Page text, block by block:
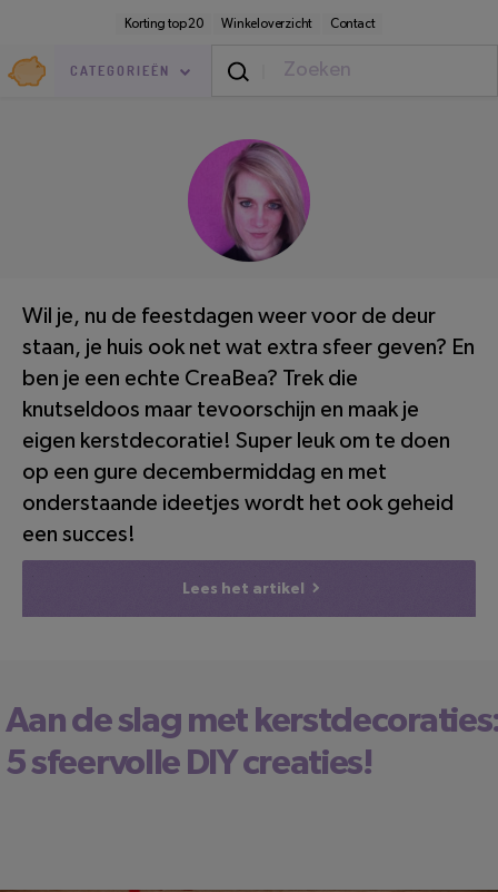
inhoud
Korting top 20 Winkeloverzicht Contact
Goedkoop.nl
CATEGORIEËN
Thuis Binnen LEESTIJD: 5 MINUTEN
Wil je, nu de feestdagen weer voor de deur
staan, je huis ook net wat extra sfeer geven? En
ben je een echte CreaBea? Trek die
knutseldoos maar tevoorschijn en maak je
eigen kerstdecoratie! Super leuk om te doen
op een gure decembermiddag en met
onderstaande ideetjes wordt het ook geheid
een succes!
Lees het artikel
Aan de slag met
5 sfeervolle DIY creaties!